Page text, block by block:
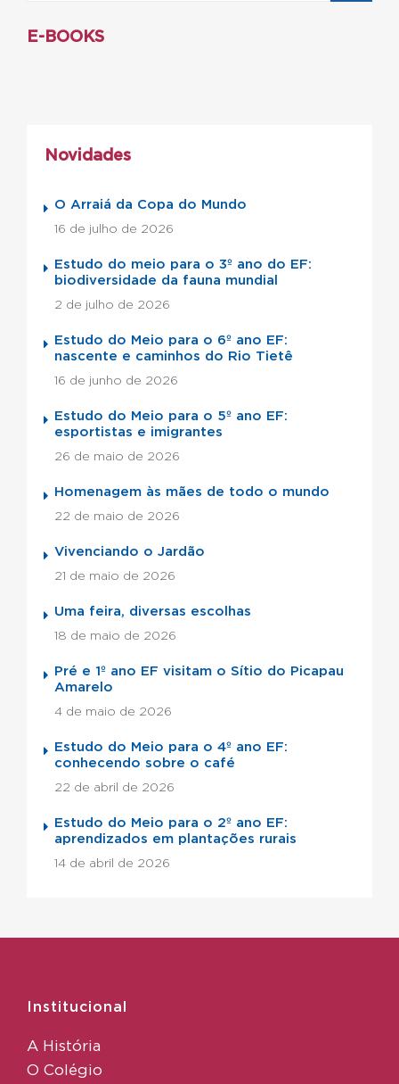
E-BOOKS
Novidades
O Arraiá da Copa do Mundo
16 de julho de 2026
Estudo do meio para o 3º ano do EF:
biodiversidade da fauna mundial
2 de julho de 2026
Estudo do Meio para o 6º ano EF:
nascente e caminhos do Rio Tietê
16 de junho de 2026
Estudo do Meio para o 5º ano EF:
esportistas e imigrantes
26 de maio de 2026
Homenagem às mães de todo o mundo
22 de maio de 2026
Vivenciando o Jardão
21 de maio de 2026
Uma feira, diversas escolhas
18 de maio de 2026
Pré e 1º ano EF visitam o Sítio do Picapau
Amarelo
4 de maio de 2026
Estudo do Meio para o 4º ano EF:
conhecendo sobre o café
22 de abril de 2026
Estudo do Meio para o 2º ano EF:
aprendizados em plantações rurais
14 de abril de 2026
Institucional
A História
O Colégio